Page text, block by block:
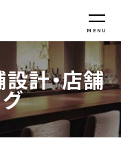
MENU
計・店舗